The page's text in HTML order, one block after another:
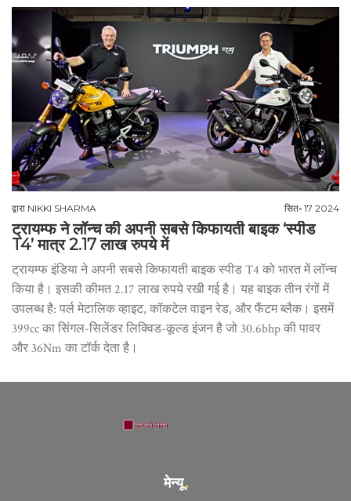
द्वारा NIKKI SHARMA सित॰ 17 2024
ट्रायम्फ ने लॉन्च की अपनी सबसे किफायती बाइक ‘स्पीड
T4’ मात्र 2.17 लाख रुपये में
ट्रायम्फ इंडिया ने अपनी सबसे किफायती बाइक स्पीड T4 को भारत में लॉन्च
किया है। इसकी कीमत 2.17 लाख रुपये रखी गई है। यह बाइक तीन रंगों में
उपलब्ध है: पर्ल मेटालिक व्हाइट, कॉकटेल वाइन रेड, और फैंटम ब्लैक। इसमें
399cc का सिंगल-सिलेंडर लिक्विड-कूल्ड इंजन है जो 30.6bhp की पावर
और 36Nm का टॉर्क देता है।
मेन्यू